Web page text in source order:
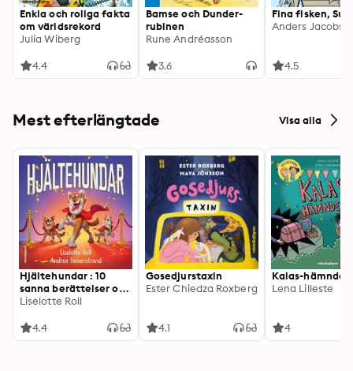
Enkla och roliga fakta
om världsrekord
Julia Wiberg
4.4
Bamse och Dunder-
rubinen
Rune Andréasson
3.6
Fina fisken,
4.5
Mest efterlängtade Visa alla
Hjältehundar : 10
sanna berättelser om
verkliga hjältedåd
Liselotte Roll
4.4
Gosedjurstaxin
Ester Chiedza Roxberg
4.1
Kalas-hämnden
Lena Lilleste
4